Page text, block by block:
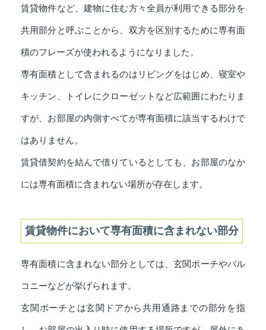
賃貸物件など、建物に住む方々全員が利用できる部分を
共用部分と呼ぶことから、双方を区別するために専有面
積のフレーズが使われるようになりました。
専有面積として含まれるのはリビングをはじめ、寝室や
キッチン、トイレにクローゼットなど広範囲にわたりま
すが、お部屋の内側すべてが専有面積に該当するわけで
はありません。
賃貸借契約を結んで借りているとしても、お部屋のなか
には専有面積に含まれない場所が存在します。
賃貸物件において専有面積に含まれない部分
専有面積に含まれない部分としては、玄関ポーチやバル
コニーなどが挙げられます。
玄関ポーチとは玄関ドアから共用通路までの部分を指